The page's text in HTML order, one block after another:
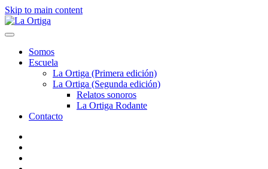
Skip to main content
Somos
Escuela
La Ortiga (Primera edición)
La Ortiga (Segunda edición)
Relatos sonoros
La Ortiga Rodante
Contacto